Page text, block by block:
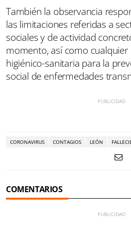
También la observancia
las limitaciones referidas a
sociales y de actividad
momento, así como
higiénico-sanitaria para la
social de enfermedades
CORONAVIRUS CONTAGIOS LEÓN
COMENTARIOS